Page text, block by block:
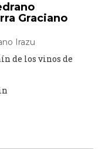
Graciano
Irazu
de los vinos de